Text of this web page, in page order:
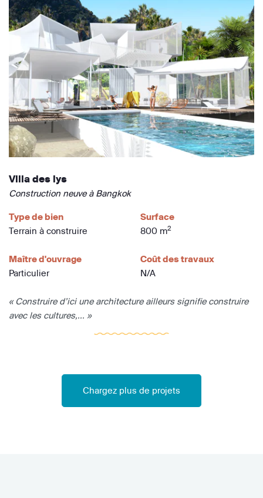
Villa des lys
Construction neuve à Bangkok
Type de bien
Terrain à construire
Surface
800 m2
Maître d'ouvrage
Particulier
Coût des travaux
N/A
« Construire d’ici une architecture ailleurs signifie construire
avec les cultures,... »
Chargez plus de projets